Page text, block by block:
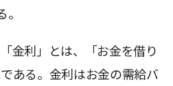
金利」とは、「お金を借り
ある。金利はお金の需給バ